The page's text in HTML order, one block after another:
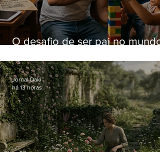
O desafio de ser pai no mundo
Jornal Daki
há 13 horas